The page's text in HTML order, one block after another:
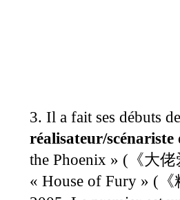
3. Il a fait ses débuts de
réalisateur/scénariste
the Phoenix » ( 《大佬
« House of Fury » ( 《